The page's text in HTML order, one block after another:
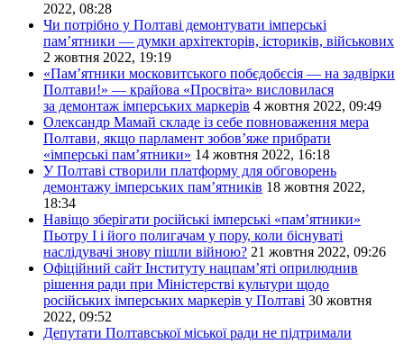
2022, 08:28
Чи потрібно у Полтаві демонтувати імперські
пам’ятники — думки архітекторів, істориків, військових
2 жовтня 2022, 19:19
«Пам’ятники московитського побєдобєсія — на задвірки
Полтави!» — крайова «Просвіта» висловилася
за демонтаж імперських маркерів 4 жовтня 2022, 09:49
Олександр Мамай складе із себе повноваження мера
Полтави, якщо парламент зобов’яже прибрати
«імперські пам’ятники» 14 жовтня 2022, 16:18
У Полтаві створили платформу для обговорень
демонтажу імперських пам’ятників 18 жовтня 2022,
18:34
Навіщо зберігати російські імперські «пам’ятники»
Пьотру I і його полигачам у пору, коли біснуваті
наслідувачі знову пішли війною? 21 жовтня 2022, 09:26
Офіційний сайт Інституту нацпам’яті оприлюднив
рішення ради при Міністерстві культури щодо
російських імперських маркерів у Полтаві 30 жовтня
2022, 09:52
Депутати Полтавської міської ради не підтримали